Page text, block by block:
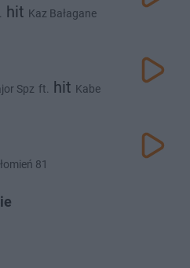
hit Kaz Bałagane
Spz ft. hit Kabe
81